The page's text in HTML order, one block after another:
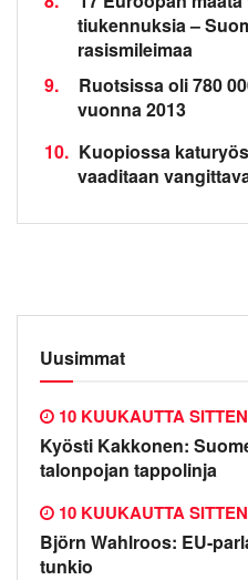
tiukennuksia –
rasismileimaa
9.
Ruotsissa oli 780
vuonna 2013
10. Kuopiossa
vaaditaan
Uusimmat
Kyösti Kakkonen:
talonpojan tappolinja
10 KUUKAUTTA SITTEN
Björn Wahlroos: EU-
tunkio
10 KUUKAUTTA SITTEN